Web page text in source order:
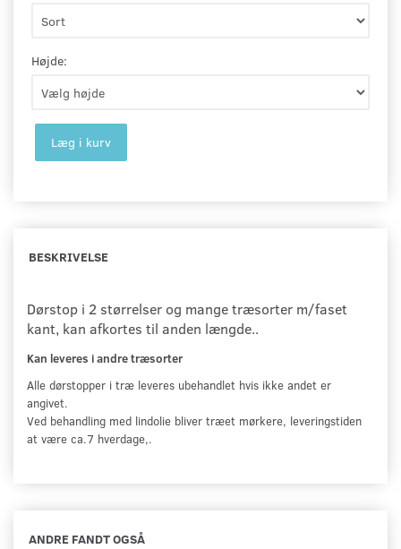
Højde:
Læg i kurv
BESKRIVELSE
Dørstop i 2 størrelser og mange træsorter m/faset
kant, kan afkortes til anden længde..
Kan leveres i andre træsorter
Alle dørstopper i træ leveres ubehandlet hvis ikke andet er
angivet.
Ved behandling med lindolie bliver træet mørkere, leveringstiden
at være ca.7 hverdage,.
ANDRE FANDT OGSÅ